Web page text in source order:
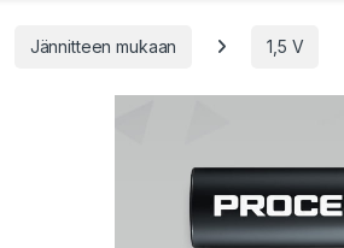
Jännitteen mukaan 1,5 V